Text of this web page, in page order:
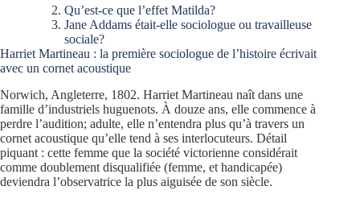
Qu’est-ce que l’effet Matilda?
Jane Addams était-elle sociologue ou travailleuse
sociale?
Harriet Martineau : la première sociologue de l’histoire écrivait
avec un cornet acoustique
Norwich, Angleterre, 1802. Harriet Martineau naît dans une
famille d’industriels huguenots. À douze ans, elle commence à
perdre l’audition; adulte, elle n’entendra plus qu’à travers un
cornet acoustique qu’elle tend à ses interlocuteurs. Détail
piquant : cette femme que la société victorienne considérait
comme doublement disqualifiée (femme, et handicapée)
deviendra l’observatrice la plus aiguisée de son siècle.